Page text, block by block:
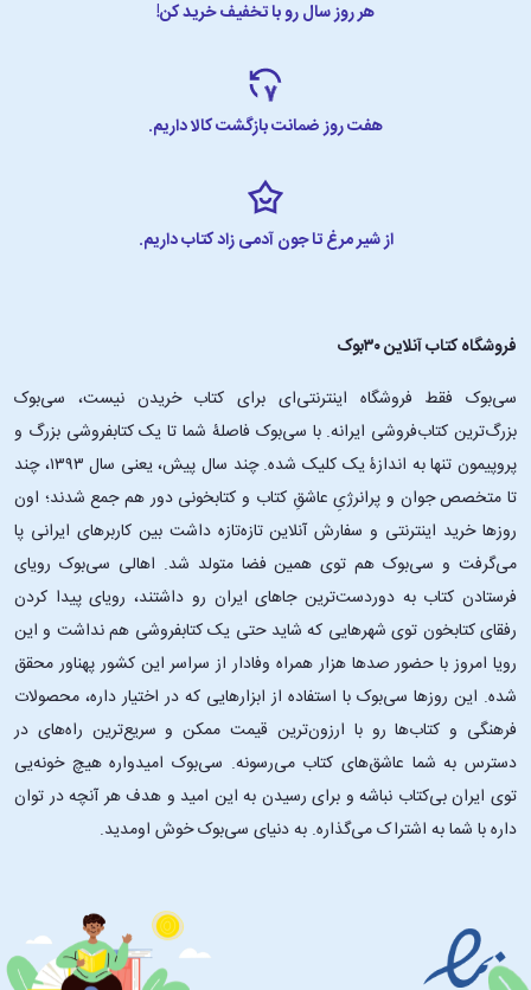
هر روز سال رو با تخفیف خرید کن!
هفت روز ضمانت بازگشت کالا داریم.
از شیر مرغ تا جون آدمی زاد کتاب داریم.
فروشگاه کتاب آنلاین ۳۰بوک
سی‌بوک فقط فروشگاه اینترنتی‌ای برای کتاب خریدن نیست، سی‌بوک
بزرگ‌ترین کتاب‌فروشی ایرانه. با سی‌بوک فاصلۀ شما تا یک کتابفروشی بزرگ و
پروپیمون تنها به اندازۀ یک کلیک شده. چند سال پیش، یعنی سال ۱۳۹۳، چند
تا متخصص جوان و پرانرژیِ عاشقِ کتاب و کتابخونی دور هم جمع شدند؛ اون‌
روزها خرید اینترنتی و سفارش آنلاین تازه‌تازه داشت بین کاربرهای ایرانی پا
می‌گرفت و سی‌بوک هم توی همین فضا متولد شد. اهالی سی‌بوک رویای
فرستادن کتاب به دوردست‌ترین جاهای ایران رو داشتند، رویای پیدا کردن
رفقای کتابخون توی شهرهایی که شاید حتی یک کتابفروشی هم نداشت و این
رویا امروز با حضور صدها هزار همراه وفادار از سراسر این کشور پهناور محقق
شده. این ‌روزها سی‌بوک با استفاده از ابزارهایی که در اختیار داره، محصولات
فرهنگی و کتاب‌ها رو با ارزون‌ترین قیمت ممکن و سریع‌ترین راه‌های در
دسترس به شما عاشق‌های کتاب می‌رسونه. سی‌بوک امیدواره هیچ خونه‌یی
توی ایران بی‌کتاب نباشه و برای رسیدن به این امید و هدف هر آنچه در توان
داره با شما به اشتراک می‌گذاره. به دنیای سی‌بوک خوش اومدید.